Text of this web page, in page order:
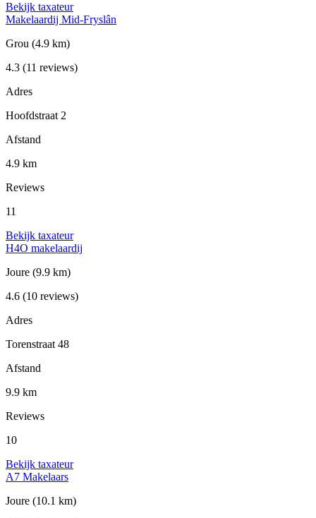
Bekijk taxateur
Makelaardij Mid-Fryslân
Grou (4.9 km)
4.3 (11 reviews)
Adres
Hoofdstraat 2
Afstand
4.9 km
Reviews
11
Bekijk taxateur
H4O makelaardij
Joure (9.9 km)
4.6 (10 reviews)
Adres
Torenstraat 48
Afstand
9.9 km
Reviews
10
Bekijk taxateur
A7 Makelaars
Joure (10.1 km)